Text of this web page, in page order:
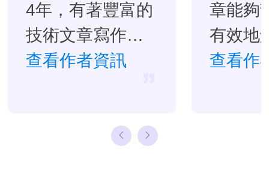
4年，有著豐富的
技術文章寫作經
驗。目前，寫過
理或備份還原相
查看作者資訊
章能夠
有效地
題。…
查看作